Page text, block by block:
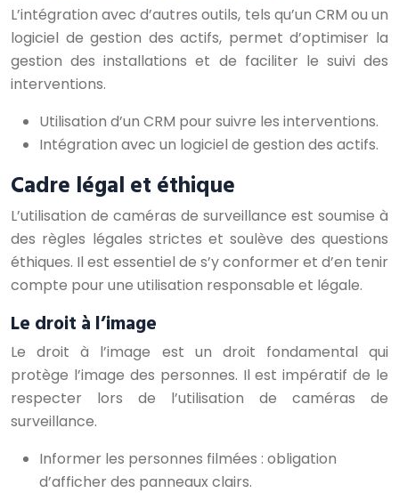
L’intégration avec d’autres outils, tels qu’un CRM ou un
logiciel de gestion des actifs, permet d’optimiser la
gestion des installations et de faciliter le suivi des
interventions.
Utilisation d’un CRM pour suivre les interventions.
Intégration avec un logiciel de gestion des actifs.
Cadre légal et éthique
L’utilisation de caméras de surveillance est soumise à
des règles légales strictes et soulève des questions
éthiques. Il est essentiel de s’y conformer et d’en tenir
compte pour une utilisation responsable et légale.
Le droit à l’image
Le droit à l’image est un droit fondamental qui
protège l’image des personnes. Il est impératif de le
respecter lors de l’utilisation de caméras de
surveillance.
Informer les personnes filmées : obligation
d’afficher des panneaux clairs.